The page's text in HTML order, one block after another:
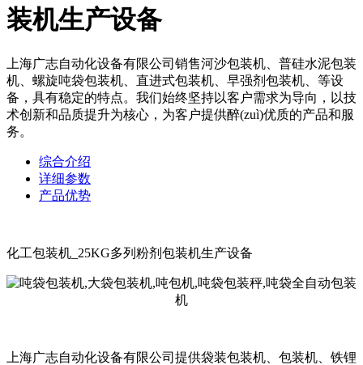
装机生产设备
上海广志自动化设备有限公司销售河沙包装机、普硅水泥包装
机、螺旋吨袋包装机、直进式包装机、早强剂包装机、等设
备，具有稳定的特点。我们始终坚持以客户需求为导向，以技
术创新和品质提升为核心，为客户提供醉(zuì)优质的产品和服
务。
综合介绍
详细参数
产品优势
化工包装机_25KG多列粉剂包装机生产设备
上海广志自动化设备有限公司提供袋装包装机、包装机、铁锂